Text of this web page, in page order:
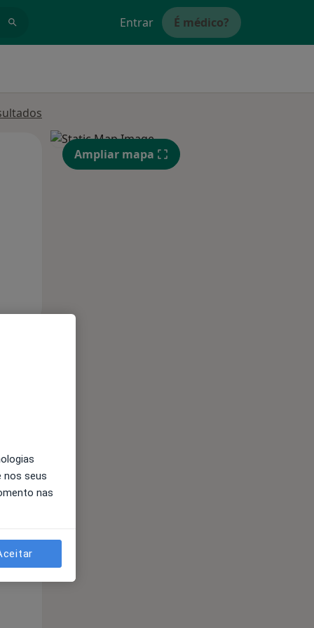
Entrar É médico?
Segunda-feira Ter, Qua
12 Ago
Ampliar mapa
nos seus
nas